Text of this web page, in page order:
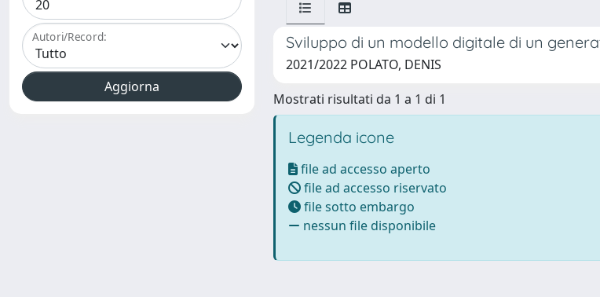
Autori/Record: Sviluppo di un modello digitale di un
2021/2022 POLATO, DENIS
Mostrati risultati da 1 a 1 di 1
Legenda icone
file ad accesso aperto
file ad accesso riservato
file sotto embargo
nessun file disponibile